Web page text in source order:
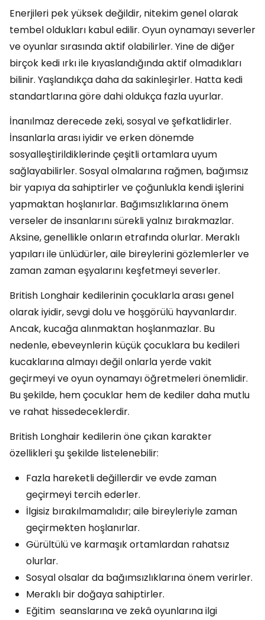
Enerjileri pek yüksek değildir, nitekim genel olarak
tembel oldukları kabul edilir. Oyun oynamayı severler
ve oyunlar sırasında aktif olabilirler. Yine de diğer
birçok kedi ırkı ile kıyaslandığında aktif olmadıkları
bilinir. Yaşlandıkça daha da sakinleşirler. Hatta kedi
standartlarına göre dahi oldukça fazla uyurlar.
İnanılmaz derecede zeki, sosyal ve şefkatlidirler.
İnsanlarla arası iyidir ve erken dönemde
sosyalleştirildiklerinde çeşitli ortamlara uyum
sağlayabilirler. Sosyal olmalarına rağmen, bağımsız
bir yapıya da sahiptirler ve çoğunlukla kendi işlerini
yapmaktan hoşlanırlar. Bağımsızlıklarına önem
verseler de insanlarını sürekli yalnız bırakmazlar.
Aksine, genellikle onların etrafında olurlar. Meraklı
yapıları ile ünlüdürler, aile bireylerini gözlemlerler ve
zaman zaman eşyalarını keşfetmeyi severler.
British Longhair kedilerinin çocuklarla arası genel
olarak iyidir, sevgi dolu ve hoşgörülü hayvanlardır.
Ancak, kucağa alınmaktan hoşlanmazlar. Bu
nedenle, ebeveynlerin küçük çocuklara bu kedileri
kucaklarına almayı değil onlarla yerde vakit
geçirmeyi ve oyun oynamayı öğretmeleri önemlidir.
Bu şekilde, hem çocuklar hem de kediler daha mutlu
ve rahat hissedeceklerdir.
British Longhair kedilerin öne çıkan karakter
özellikleri şu şekilde listelenebilir:
Fazla hareketli değillerdir ve evde zaman
geçirmeyi tercih ederler.
İlgisiz bırakılmamalıdır; aile bireyleriyle zaman
geçirmekten hoşlanırlar.
Gürültülü ve karmaşık ortamlardan rahatsız
olurlar.
Sosyal olsalar da bağımsızlıklarına önem verirler.
Meraklı bir doğaya sahiptirler.
Eğitim seanslarına ve zekâ oyunlarına ilgi